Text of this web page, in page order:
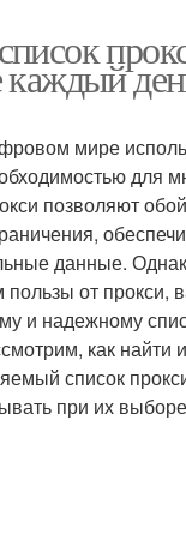
каждый
мире
для
позволяют
данные.
пользы от прокси,
и надежному
как найти
список
при их